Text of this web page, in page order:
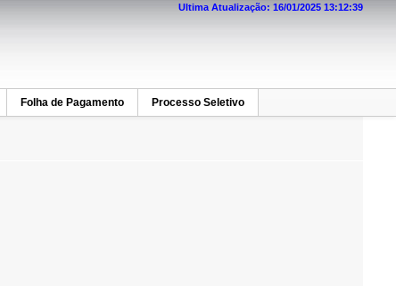
Ultima Atualização: 16/01/2025 13:12:39
Folha de Pagamento Processo Seletivo